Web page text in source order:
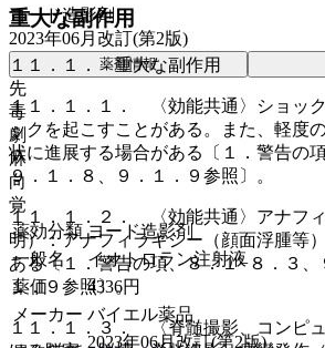
重大な副作用
１１．１． 重大な副作用
１１．１．１． 〈効能共通〉ショッ
ックを起こすことがある。また、軽度
状に進展する場合がある〔１．警告の
９．１．８、９．１．９参照〕。
１１．１．２． 〈効能共通〉アナフ
明）：アナフィラキシー（顔面浮腫等
ある〔１．警告の項、８．１−８．３、
１．９参照〕。
１１．１．３． 〈脊髄撮影、コンピ
ヨード造影剤
2023年06月改訂(第2版)
薬剤情報
先
毒
劇
麻
向
覚
薬効分類 ヨード造影剤
一般名
イオトロラン注射液
薬価
4336円
メーカー バイエル薬品
2023年06月改訂(第2版)